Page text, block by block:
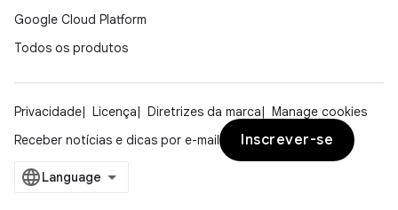
Google Cloud Platform
Todos os produtos
Privacidade Licença Diretrizes da marca
Manage cookies
Receber notícias e dicas por e-mail
Inscrever-se